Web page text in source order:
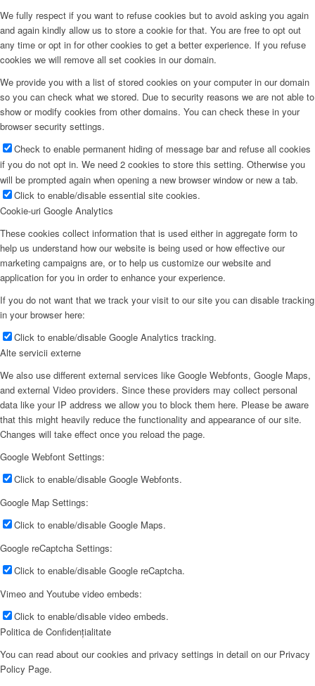
We fully respect if you want to refuse cookies but to avoid asking you again
and again kindly allow us to store a cookie for that. You are free to opt out
any time or opt in for other cookies to get a better experience. If you refuse
cookies we will remove all set cookies in our domain.
We provide you with a list of stored cookies on your computer in our domain
so you can check what we stored. Due to security reasons we are not able to
show or modify cookies from other domains. You can check these in your
browser security settings.
Check to enable permanent hiding of message bar and refuse all cookies
if you do not opt in. We need 2 cookies to store this setting. Otherwise you
will be prompted again when opening a new browser window or new a tab.
Click to enable/disable essential site cookies.
Cookie-uri Google Analytics
These cookies collect information that is used either in aggregate form to
help us understand how our website is being used or how effective our
marketing campaigns are, or to help us customize our website and
application for you in order to enhance your experience.
If you do not want that we track your visit to our site you can disable tracking
in your browser here:
Click to enable/disable Google Analytics tracking.
Alte servicii externe
We also use different external services like Google Webfonts, Google Maps,
and external Video providers. Since these providers may collect personal
data like your IP address we allow you to block them here. Please be aware
that this might heavily reduce the functionality and appearance of our site.
Changes will take effect once you reload the page.
Google Webfont Settings:
Click to enable/disable Google Webfonts.
Google Map Settings:
Click to enable/disable Google Maps.
Google reCaptcha Settings:
Click to enable/disable Google reCaptcha.
Vimeo and Youtube video embeds:
Click to enable/disable video embeds.
Politica de Confidențialitate
You can read about our cookies and privacy settings in detail on our Privacy
Policy Page.